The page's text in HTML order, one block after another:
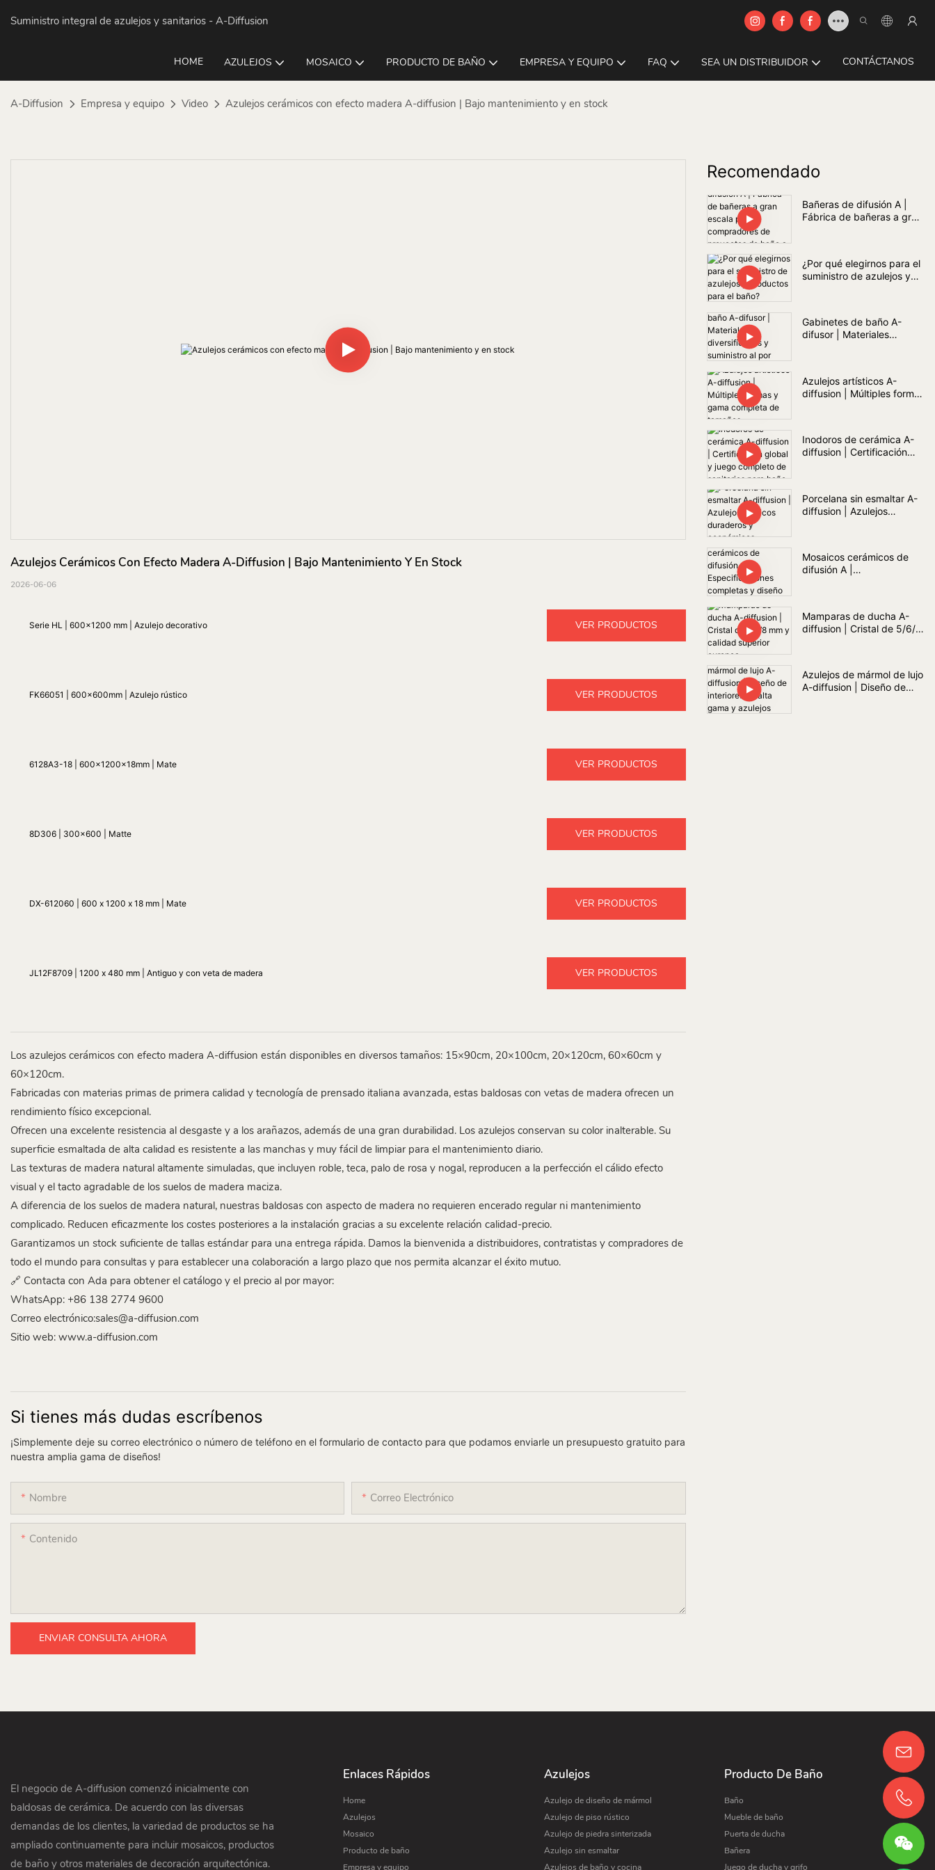
Suministro integral de azulejos y sanitarios - A-Diffusion
HOME AZULEJOS MOSAICO PRODUCTO DE BAÑO EMPRESA Y EQUIPO FAQ SEA UN DISTRIBUIDOR CONTÁCTANOS
A-Diffusion Empresa y equipo Video Azulejos cerámicos con efecto madera A-diffusion | Bajo mantenimiento y en stock
Azulejos Cerámicos Con Efecto Madera A-Diffusion | Bajo Mantenimiento Y En Stock
2026-06-06
Serie HL | 600x1200 mm | Azulejo decorativo VER PRODUCTOS
FK66051 | 600x600mm | Azulejo rústico VER PRODUCTOS
6128A3-18 | 600x1200x18mm | Mate VER PRODUCTOS
8D306 | 300x600 | Matte VER PRODUCTOS
DX-612060 | 600 x 1200 x 18 mm | Mate VER PRODUCTOS
JL12F8709 | 1200 x 480 mm | Antiguo y con veta de madera VER PRODUCTOS
Los azulejos cerámicos con efecto madera A-diffusion están disponibles en diversos tamaños: 15×90cm, 20×100cm, 20×120cm, 60×60cm y
60×120cm.
Fabricadas con materias primas de primera calidad y tecnología de prensado italiana avanzada, estas baldosas con vetas de madera ofrecen un
rendimiento físico excepcional.
Ofrecen una excelente resistencia al desgaste y a los arañazos, además de una gran durabilidad. Los azulejos conservan su color inalterable. Su
superficie esmaltada de alta calidad es resistente a las manchas y muy fácil de limpiar para el mantenimiento diario.
Las texturas de madera natural altamente simuladas, que incluyen roble, teca, palo de rosa y nogal, reproducen a la perfección el cálido efecto
visual y el tacto agradable de los suelos de madera maciza.
A diferencia de los suelos de madera natural, nuestras baldosas con aspecto de madera no requieren encerado regular ni mantenimiento
complicado. Reducen eficazmente los costes posteriores a la instalación gracias a su excelente relación calidad-precio.
Garantizamos un stock suficiente de tallas estándar para una entrega rápida. Damos la bienvenida a distribuidores, contratistas y compradores de
todo el mundo para consultas y para establecer una colaboración a largo plazo que nos permita alcanzar el éxito mutuo.
🔗 Contacta con Ada para obtener el catálogo y el precio al por mayor:
WhatsApp: +86 138 2774 9600
Correo electrónico:sales@a-diffusion.com
Sitio web: www.a-diffusion.com
Si tienes más dudas escríbenos
¡Simplemente deje su correo electrónico o número de teléfono en el formulario de contacto para que podamos enviarle un presupuesto gratuito para
nuestra amplia gama de diseños!
Nombre Correo Electrónico
Contenido
ENVIAR CONSULTA AHORA
Recomendado
Bañeras de difusión A |
Fábrica de bañeras a gran
¿Por qué elegirnos para el
suministro de azulejos y
Gabinetes de baño A-
difusor | Materiales
Azulejos artísticos A-
diffusion | Múltiples formas
Inodoros de cerámica A-
diffusion | Certificación
Porcelana sin esmaltar A-
diffusion | Azulejos
Mosaicos cerámicos de
difusión A |
Mamparas de ducha A-
diffusion | Cristal de 5/6/8
Azulejos de mármol de lujo
A-diffusion | Diseño de
El negocio de A-diffusion comenzó inicialmente con
baldosas de cerámica. De acuerdo con las diversas
demandas de los clientes, la variedad de productos se ha
ampliado continuamente para incluir mosaicos, productos
de baño y otros materiales de decoración arquitectónica.
Enlaces Rápidos
Home
Azulejos
Mosaico
Producto de baño
Empresa y equipo
Azulejos
Azulejo de diseño de mármol
Azulejo de piso rústico
Azulejo de piedra sinterizada
Azulejo sin esmaltar
Azulejos de baño y cocina
Producto De Baño
Baño
Mueble de baño
Puerta de ducha
Bañera
Juego de ducha y grifo